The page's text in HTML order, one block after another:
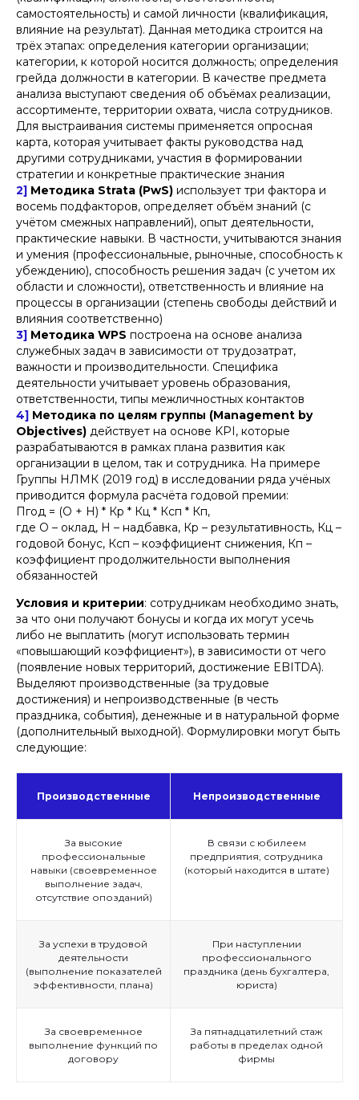
самостоятельность) и самой личности (квалификация,
влияние на результат). Данная методика строится на
трёх этапах: определения категории организации;
категории, к которой носится должность; определения
грейда должности в категории. В качестве предмета
анализа выступают сведения об объёмах реализации,
ассортименте, территории охвата, числа сотрудников.
Для выстраивания системы применяется опросная
карта, которая учитывает факты руководства над
другими сотрудниками, участия в формировании
стратегии и конкретные практические знания
2] Методика Strata (PwS) использует три фактора и
восемь подфакторов, определяет объём знаний (с
учётом смежных направлений), опыт деятельности,
практические навыки. В частности, учитываются знания
и умения (профессиональные, рыночные, способность к
убеждению), способность решения задач (с учетом их
области и сложности), ответственность и влияние на
процессы в организации (степень свободы действий и
влияния соответственно)
3] Методика WPS построена на основе анализа
служебных задач в зависимости от трудозатрат,
важности и производительности. Специфика
деятельности учитывает уровень образования,
ответственности, типы межличностных контактов
4] Методика по целям группы (Management by
Objectives) действует на основе KPI, которые
разрабатываются в рамках плана развития как
организации в целом, так и сотрудника. На примере
Группы НЛМК (2019 год) в исследовании ряда учёных
приводится формула расчёта годовой премии:
Пгод = (О + Н) * Кр * Кц * Ксп * Кп,
где О – оклад, Н – надбавка, Кр – результативность, Кц –
годовой бонус, Ксп – коэффициент снижения, Кп –
коэффициент продолжительности выполнения
обязанностей
Условия и критерии: сотрудникам необходимо знать,
за что они получают бонусы и когда их могут усечь
либо не выплатить (могут использовать термин
«повышающий коэффициент»), в зависимости от чего
(появление новых территорий, достижение EBITDA).
Выделяют производственные (за трудовые
достижения) и непроизводственные (в честь
праздника, события), денежные и в натуральной форме
(дополнительный выходной). Формулировки могут быть
следующие:
Производственные Непроизводственные
За высокие
профессиональные
навыки (своевременное
выполнение задач,
отсутствие опозданий)
В связи с юбилеем
предприятия, сотрудника
(который находится в штате)
За успехи в трудовой
деятельности
(выполнение показателей
эффективности, плана)
При наступлении
профессионального
праздника (день бухгалтера,
юриста)
За своевременное
выполнение функций по
договору
За пятнадцатилетний стаж
работы в пределах одной
фирмы